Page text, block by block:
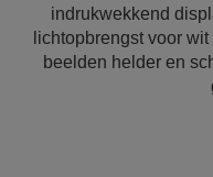
indrukwekkend
lichtopbrengst voor
beelden helder en